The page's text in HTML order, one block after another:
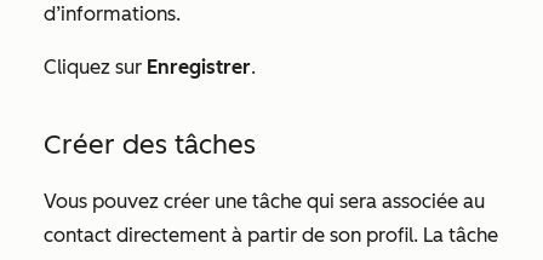
d’informations.
Cliquez sur Enregistrer.
Créer des tâches
Vous pouvez créer une tâche qui sera associée au
contact directement à partir de son profil. La tâche